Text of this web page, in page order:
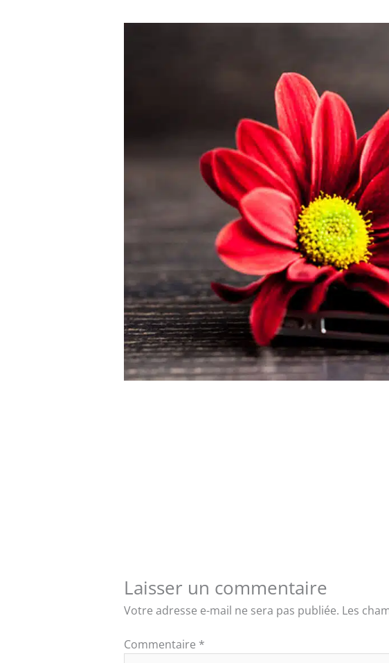
Laisser un commentaire
Votre adresse e-mail ne sera pas publiée. Les
Commentaire *